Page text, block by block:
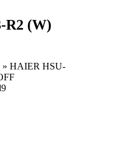
R2 (W)
» HAIER HSU-